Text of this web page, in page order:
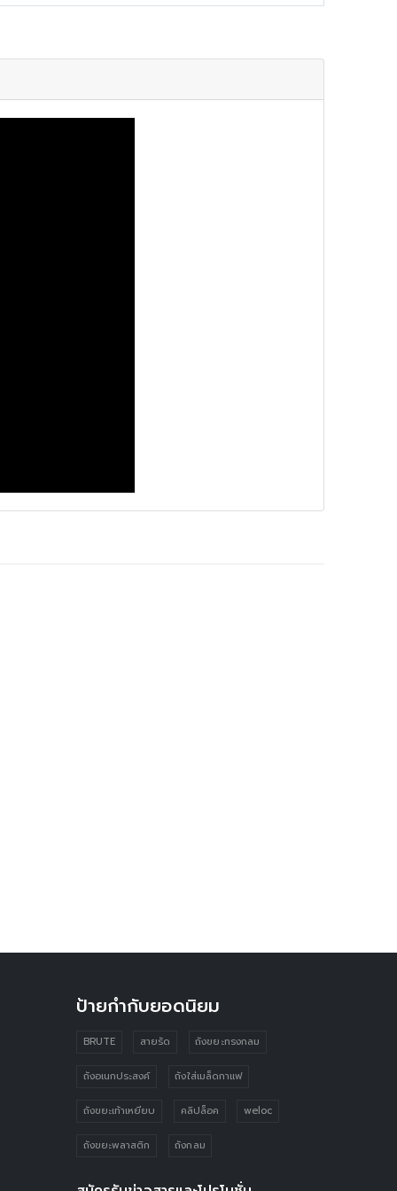
ป้ายกำกับยอดนิยม
BRUTE สายรัด ถังขยะทรงกลม
ถังอเนกประสงค์ ถังใส่เมล็ดกาแฟ
ถังขยะเท้าเหยียบ คลิปล็อค weloc
ถังขยะพลาสติก ถังกลม